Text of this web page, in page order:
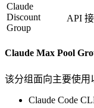
Claude
Discount
Group
API
Claude Max Pool
该分组面向主要使用
Claude Code